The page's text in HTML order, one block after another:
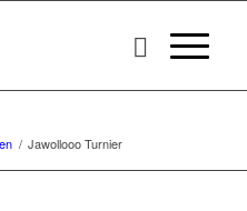
/ Jawollooo Turnier